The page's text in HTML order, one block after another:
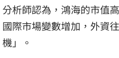
桃園突然狂風暴雨！ 猿龍戰
新莊路面破裂成溪流 當地702
分析師認為，鴻海的市值
國際市場變數增加，外資
機」。